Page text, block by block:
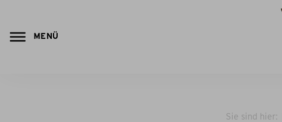
Sie sind hier: